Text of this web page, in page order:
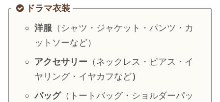
・玉森裕太
岡田将生
永瀬廉
平野紫耀
松下洸平
ドラマ衣装
洋服 （シャツ・ジャケット・パンツ・カ
ットソーなど）
アクセサリー （ネックレス・ピアス・イ
ヤリング・イヤカフなど）
バッグ（トートバッグ・ショルダーパッ